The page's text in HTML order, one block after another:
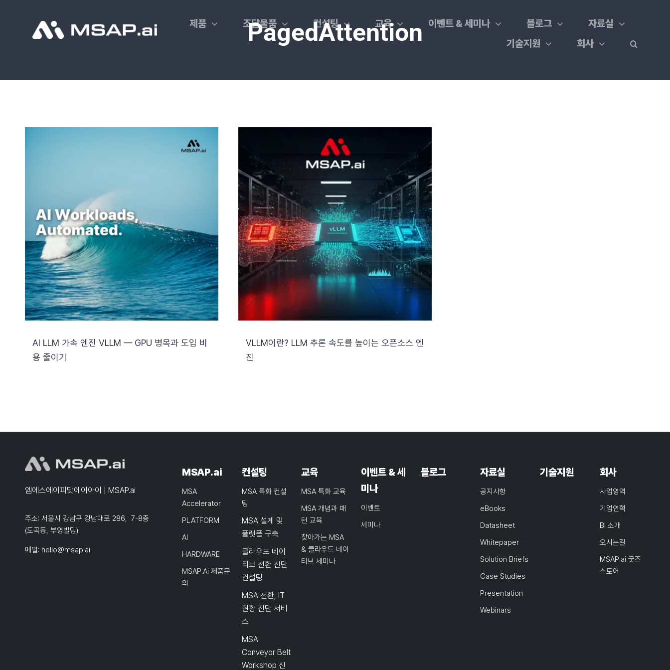
제품 조달물품 컨설팅 교육 이벤트 & 세미나 블로그
자료실
기술지원
회사
PagedAttention
AI LLM 가속 엔진 VLLM — GPU 병목과 도입 비
용 줄이기
VLLM이란? LLM 추론 속도를 높이는 오픈소스 엔
진
엠에스에이피닷에이아이 | MSAP.ai
주소: 서울시 강남구 강남대로 286, 7-8층
(도곡동, 부영빌딩)
메일: hello@msap.ai
MSAP.ai
MSA
Accelerator
PLATFORM
AI
HARDWARE
MSAP.ai 제품문
의
컨설팅
MSA 특화 컨설
팅
MSA 설계 및
플랫폼 구축
클라우드 네이
티브 전환 진단
컨설팅
MSA 전환, IT
현황 진단 서비
스
MSA
Conveyor Belt
Workshop 신
교육
MSA 특화 교육
MSA 개념과 패
턴 교육
찾아가는 MSA
& 클라우드 네이
티브 세미나
이벤트 & 세
미나
이벤트
세미나
블로그 자료실
공지사항
eBooks
Datasheet
Whitepaper
Solution Briefs
Case Studies
Presentation
Webinars
기술지원 회사
사업영역
기업연혁
BI 소개
오시는길
MSAP.ai 굿즈
스토어